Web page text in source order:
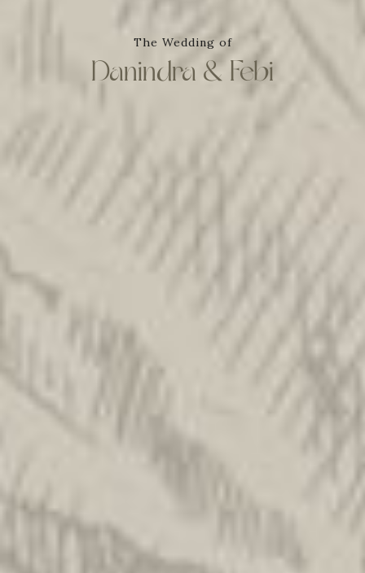
The Wedding of
Danindra & Febi